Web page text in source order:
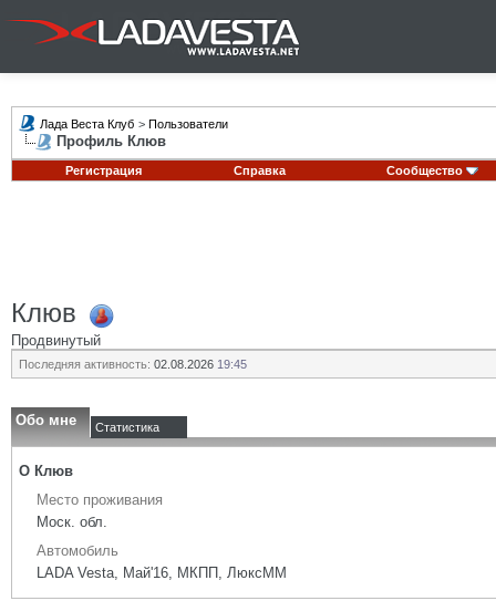
Лада Веста Клуб > Пользователи
Профиль Клюв
Регистрация Справка Сообщество
Клюв
Продвинутый
Последняя активность: 02.08.2026 19:45
Обо мне Статистика
О Клюв
Место проживания
Моск. обл.
Автомобиль
LADA Vesta, Май'16, МКПП, ЛюксММ